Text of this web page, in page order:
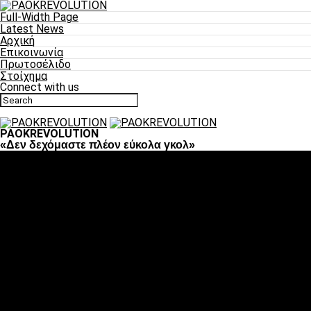
Full-Width Page
Latest News
Αρχική
Επικοινωνία
Πρωτοσέλιδο
Στοίχημα
Connect with us
PAOKREVOLUTION
«Δεν δεχόμαστε πλέον εύκολα γκολ»